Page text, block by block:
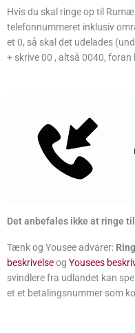
Hvis du skal ringe op til
telefonnummeret inklusiv
et 0, så skal det udelades
+ skrive 00 , altså 0040, foran
Det anbefales ikke at ringe
Tænk og Yousee advarer:
beskrivelseog Yousees
svindlere fra udlandet kan
et et betalingsnummer som